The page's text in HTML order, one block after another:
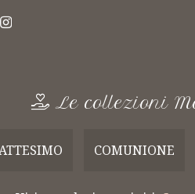
a Mano
Le collezioni
COMUNIONE